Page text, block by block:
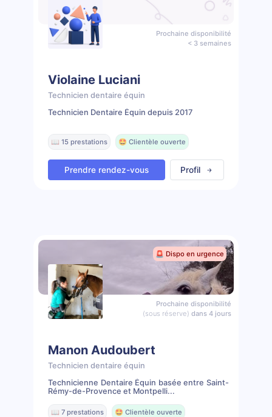
Prochaine disponibilité
< 3 semaines
Violaine Luciani
Technicien dentaire équin
Technicien Dentaire Équin depuis 2017
📖 15 prestations 🤩 Clientèle ouverte
Prendre rendez-vous Profil
🚨 Dispo en urgence
Prochaine disponibilité
(sous réserve) dans 4 jours
Manon Audoubert
Technicien dentaire équin
Technicienne Dentaire Équin basée entre Saint-
Rémy-de-Provence et Montpelli...
📖 7 prestations 🤩 Clientèle ouverte